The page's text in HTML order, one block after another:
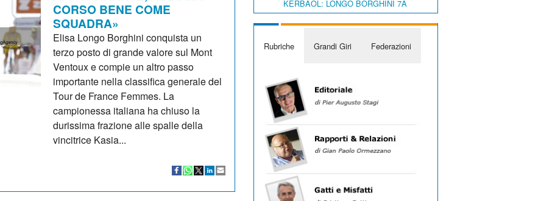
CORSO BENE COME
SQUADRA»
Elisa Longo Borghini conquista un
terzo posto di grande valore sul Mont
Ventoux e compie un altro passo
importante nella classifica generale del
Tour de France Femmes. La
campionessa italiana ha chiuso la
durissima frazione alle spalle della
vincitrice Kasia...
KERBAOL: LONGO BORGHINI 7A
Rubriche Grandi Giri Federazioni